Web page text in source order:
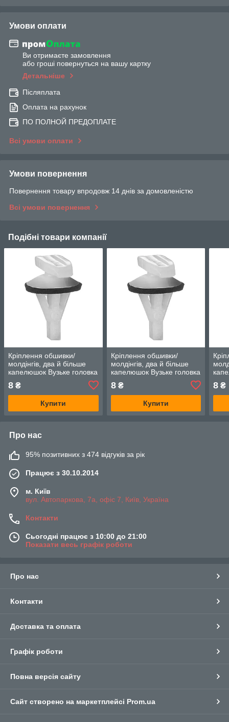
Умови оплати
Ви отримаєте замовлення
або гроші повернуться на вашу картку
Детальніше
Післяплата
Оплата на рахунок
ПО ПОЛНОЙ ПРЕДОПЛАТЕ
Всі умови оплати
Умови повернення
Повернення товару впродовж 14 днів за домовленістю
Всі умови повернення
Подібні товари компанії
Кріплення обшивки/
молдінгів, два й більше
капелюшок Вузьке головка
8 ₴
Купити
Кріплення обшивки/
молдінгів, два й більше
капелюшок Вузьке головка
8₴
Купити
8 ₴
Про нас
95% позитивних з 474 відгуків за рік
Працює з 30.10.2014
м. Київ
вул. Автопаркова, 7а, офіс 7, Київ, Україна
Контакти
Сьогодні працює з 10:00 до 21:00
Показати весь графік роботи
Про нас
Контакти
Доставка та оплата
Графік роботи
Повна версія сайту
Сайт створено на маркетплейсі Prom.ua